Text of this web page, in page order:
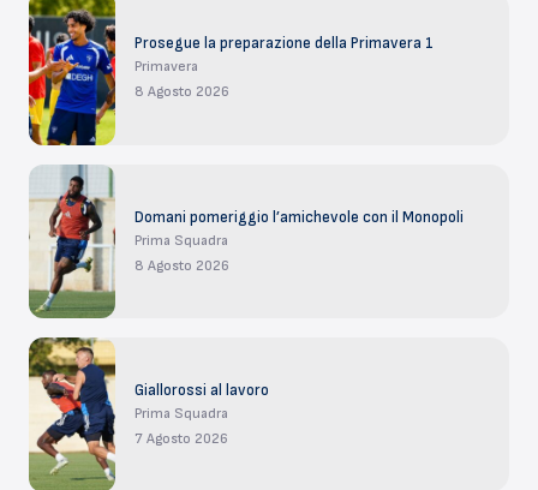
Prosegue la preparazione della Primavera 1
Primavera
8 Agosto 2026
Domani pomeriggio l’amichevole con il Monopoli
Prima Squadra
8 Agosto 2026
Giallorossi al lavoro
Prima Squadra
7 Agosto 2026